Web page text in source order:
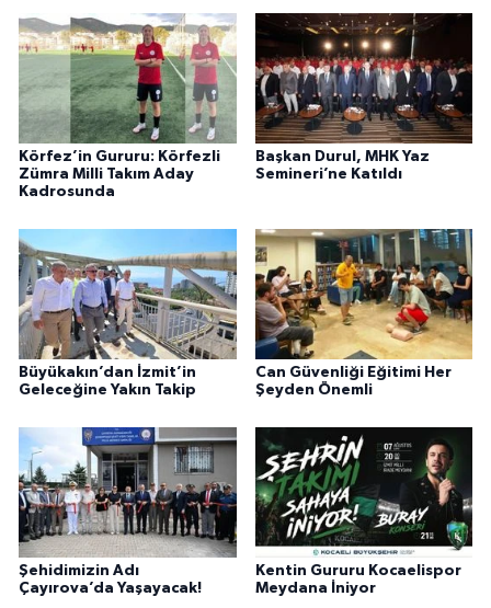
Körfez’in Gururu: Körfezli
Zümra Milli Takım Aday
Kadrosunda
Başkan Durul, MHK Yaz
Semineri’ne Katıldı
Büyükakın’dan İzmit’in
Geleceğine Yakın Takip
Can Güvenliği Eğitimi Her
Şeyden Önemli
Şehidimizin Adı
Çayırova’da Yaşayacak!
Kentin Gururu Kocaelispor
Meydana İniyor